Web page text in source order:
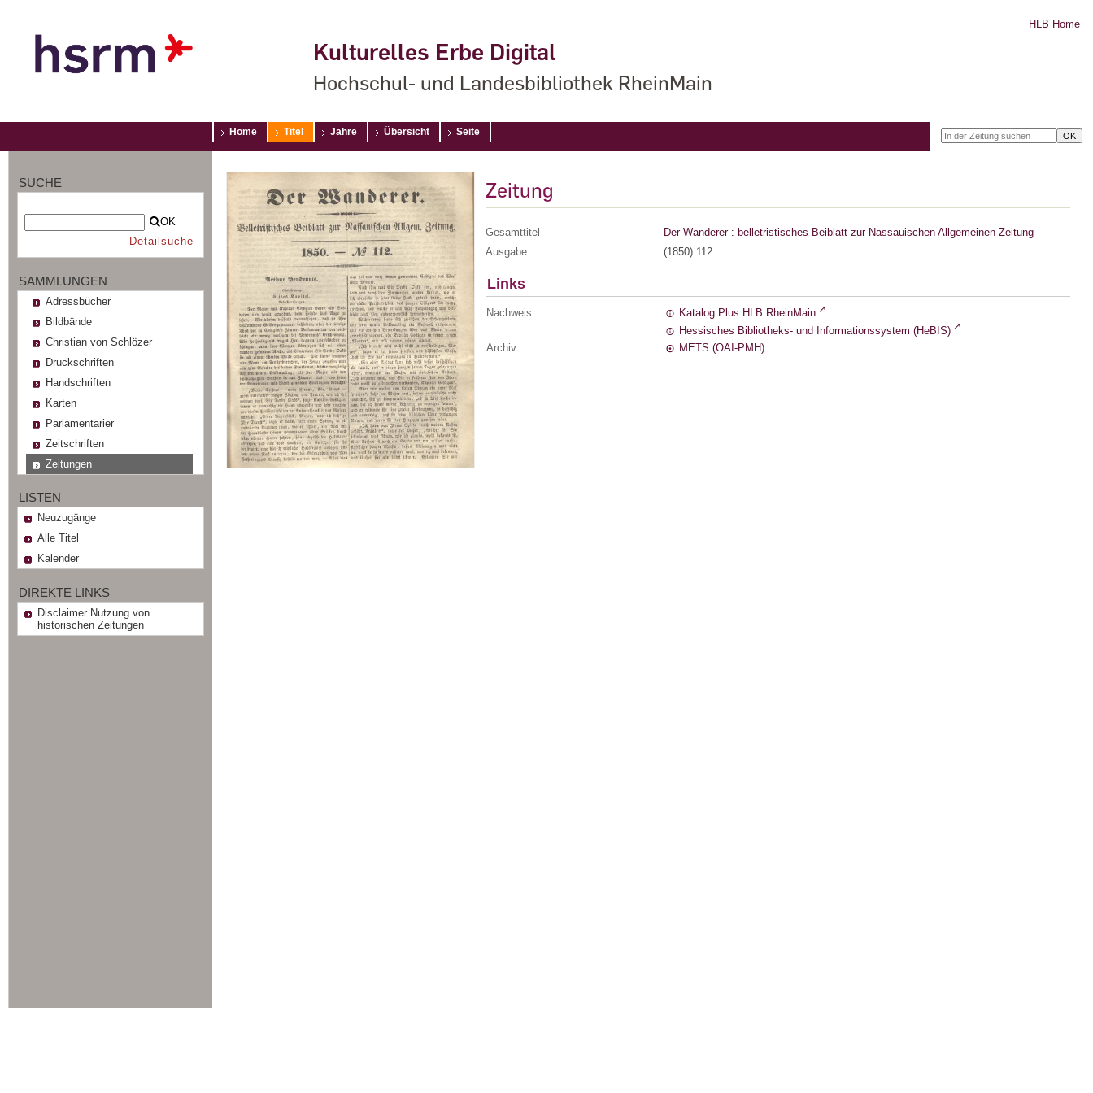
Kulturelles Erbe Digital
Hochschul- und Landesbibliothek RheinMain
HLB Home
Home Titel Jahre Übersicht Seite
SUCHE
OK
Detailsuche
SAMMLUNGEN
Adressbücher
Bildbände
Christian von Schlözer
Druckschriften
Handschriften
Karten
Parlamentarier
Zeitschriften
Zeitungen
LISTEN
Neuzugänge
Alle Titel
Kalender
DIREKTE LINKS
Disclaimer Nutzung von
historischen Zeitungen
Zeitung
Gesamttitel
Der Wanderer : belletristisches Beiblatt zur Nassauischen Allgemeinen Zeitung
Ausgabe
(1850) 112
Links
Nachweis
Katalog Plus HLB RheinMain
Hessisches Bibliotheks- und Informationssystem (HeBIS)
Archiv
METS (OAI-PMH)